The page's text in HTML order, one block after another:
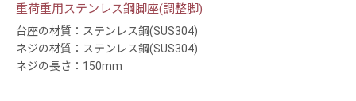
重荷重用ステンレス鋼脚座(調整脚)
台座の材質：ステンレス鋼(SUS304)
ネジの材質：ステンレス鋼(SUS304)
ネジの長さ：150mm